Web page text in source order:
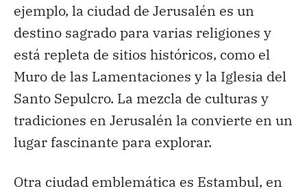
ejemplo, la ciudad de Jerusalén es un
destino sagrado para varias religiones y
está repleta de sitios históricos, como el
Muro de las Lamentaciones y la Iglesia del
Santo Sepulcro. La mezcla de culturas y
tradiciones en Jerusalén la convierte en un
lugar fascinante para explorar.
Otra ciudad emblemática es Estambul, en